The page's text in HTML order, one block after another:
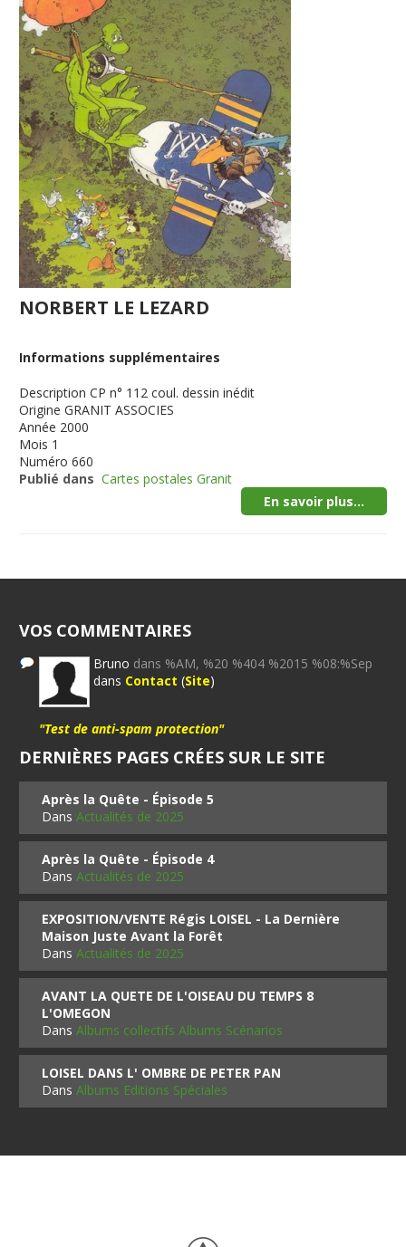
NORBERT LE LEZARD
Informations supplémentaires
Description CP n° 112 coul. dessin inédit
Origine GRANIT ASSOCIES
Année 2000
Mois 1
Numéro 660
Publié dans Cartes postales Granit
En savoir plus...
VOS COMMENTAIRES
Bruno dans %AM, %20 %404 %2015 %08:%Sep
dans Contact (Site)
"Test de anti-spam protection"
DERNIÈRES PAGES CRÉES SUR LE SITE
Après la Quête - Épisode 5
DansActualités de 2025
Après la Quête - Épisode 4
DansActualités de 2025
EXPOSITION/VENTE Régis LOISEL - La Dernière
Maison Juste Avant la Forêt
DansActualités de 2025
AVANT LA QUETE DE L'OISEAU DU TEMPS 8
L'OMEGON
DansAlbums collectifs Albums Scénarios
LOISEL DANS L' OMBRE DE PETER PAN
DansAlbums Editions Spéciales